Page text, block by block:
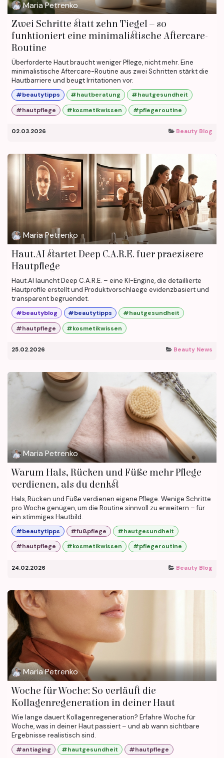
Maria Petrenko
Zwei Schritte statt zehn Tiegel – so
funktioniert eine minimalistische Aftercare-
Routine
Überforderte Haut braucht weniger Pflege, nicht mehr. Eine
minimalistische Aftercare-Routine aus zwei Schritten stärkt die
Hautbarriere und beugt Irritationen vor.
#beautytipps #hautberatung
#hautgesundheit
#hautpflege
#kosmetikwissen #pflegeroutine
02.03.2026 Beauty Blog
Maria Petrenko
Haut.AI startet Deep C.A.R.E. fuer praezisere
Hautpflege
Haut.AI launcht Deep C.A.R.E. – eine KI-Engine, die detaillierte
Hautprofile erstellt und Produktvorschlaege evidenzbasiert und
transparent begruendet.
#beautyblog #beautytipps
#hautgesundheit
#hautpflege
#kosmetikwissen
25.02.2026 Beauty News
Maria Petrenko
Warum Hals, Rücken und Füße mehr Pflege
verdienen, als du denkst
Hals, Rücken und Füße verdienen eigene Pflege. Wenige Schritte
pro Woche genügen, um die Routine sinnvoll zu erweitern – für
ein stimmiges Hautbild.
#beautytipps #fußpflege
#hautgesundheit
#hautpflege
#kosmetikwissen #pflegeroutine
24.02.2026 Beauty Blog
Maria Petrenko
Woche für Woche: So verläuft die
Kollagenregeneration in deiner Haut
Wie lange dauert Kollagenregeneration? Erfahre Woche für
Woche, was in deiner Haut passiert – und ab wann sichtbare
Ergebnisse realistisch sind.
#antiaging #hautgesundheit
#hautpflege